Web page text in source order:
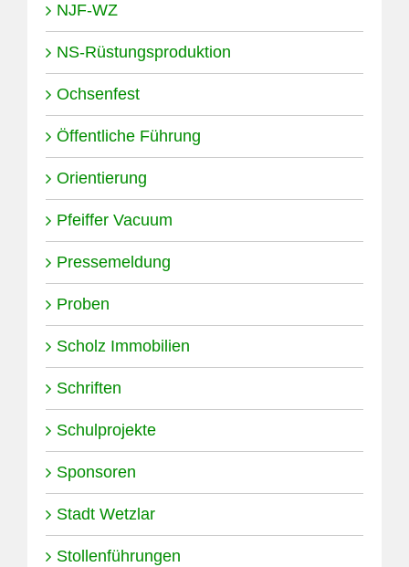
NJF-WZ
NS-Rüstungsproduktion
Ochsenfest
Öffentliche Führung
Orientierung
Pfeiffer Vacuum
Pressemeldung
Proben
Scholz Immobilien
Schriften
Schulprojekte
Sponsoren
Stadt Wetzlar
Stollenführungen